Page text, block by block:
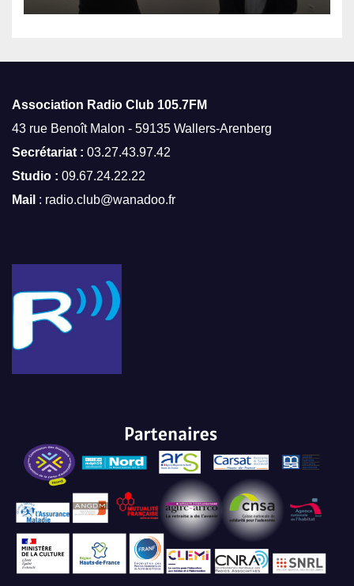
Association Radio Club 105.7FM
43 rue Benoît Malon - 59135 Wallers-Arenberg
Secrétariat : 03.27.43.97.42
Studio : 09.67.24.22.22
Mail : radio.club@wanadoo.fr